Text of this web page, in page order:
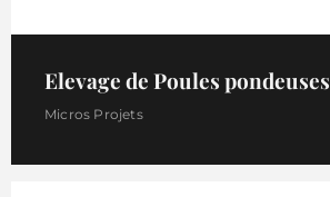
Elevage de Poules pondeuses
Micros Projets